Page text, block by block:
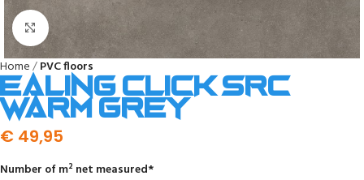
Home PVC floors
Ealing click SRC
warm grey
€ 49,95
Number of m² net measured*
Click to enlarge